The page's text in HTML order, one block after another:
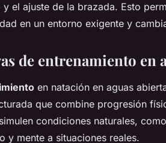
el ajuste de la brazada. Esto
en un entorno exigente y
de entrenamiento en
en natación en aguas
que combine progresión
condiciones naturales,
y mente a situaciones reales.